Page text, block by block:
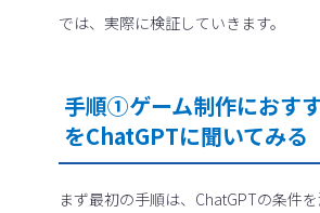
では、実際に検証していきます。
手順①ゲーム制作におす
をChatGPTに聞いてみる
まず最初の手順は、ChatGPTの条件